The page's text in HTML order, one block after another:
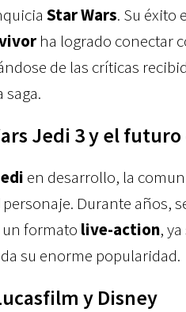
Star Wars. Su éxito
ha logrado conectar
de las críticas
Jedi 3 y el futuro
en desarrollo, la
Durante años,
formato live-action,
su enorme popularidad.
y Disney